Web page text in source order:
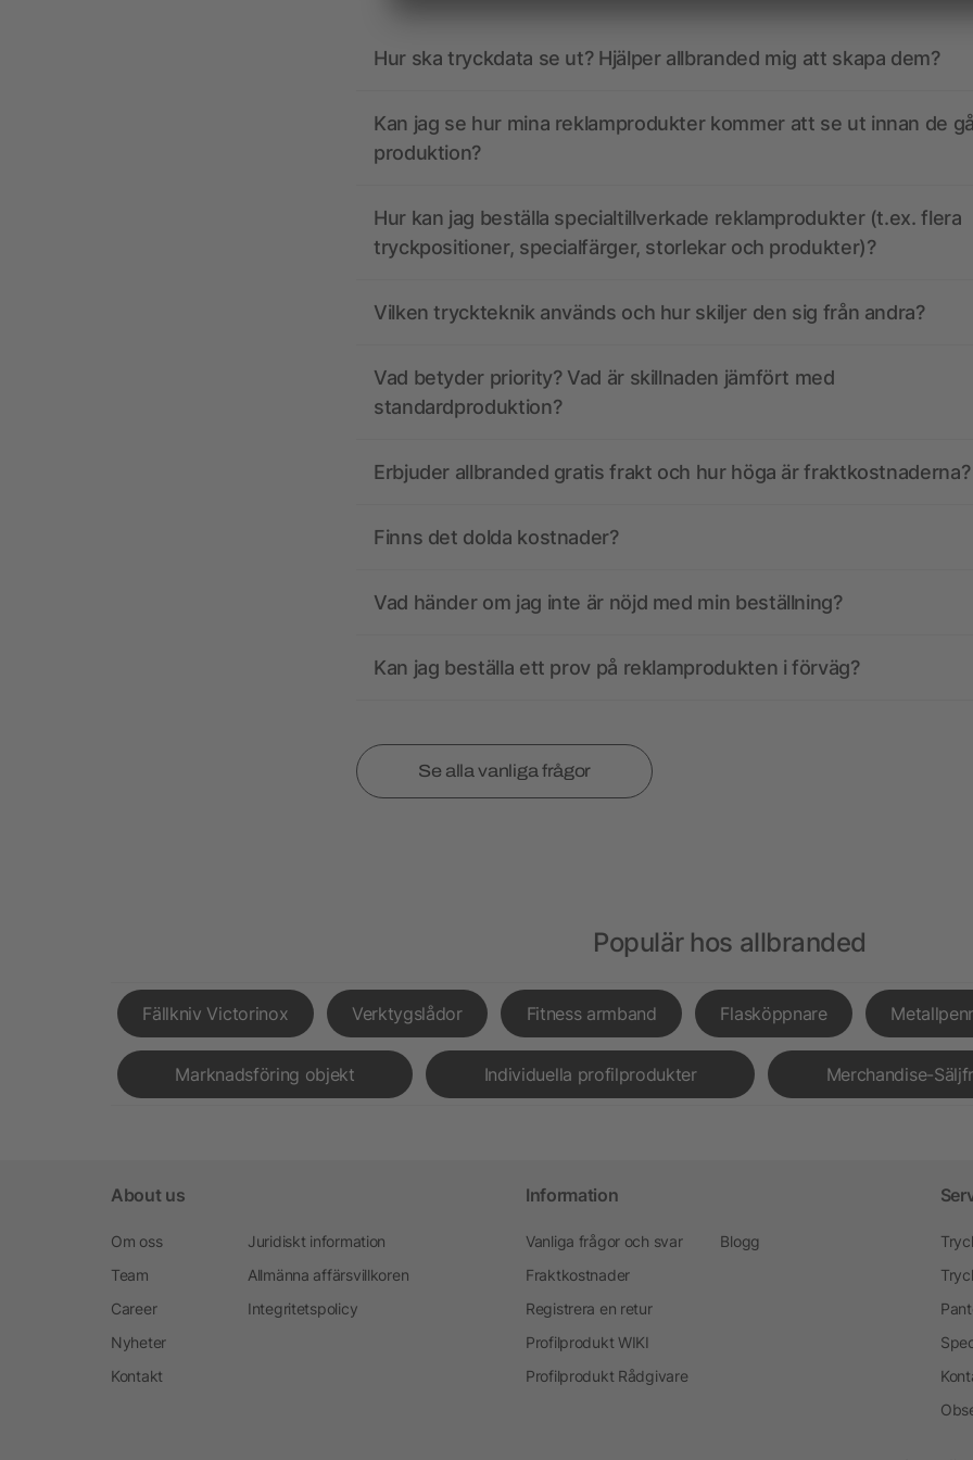
Hur ska tryckdata se ut? Hjälper allbranded mig att skapa dem?
Kan jag se hur mina reklamprodukter kommer att se ut innan de
produktion?
Hur kan jag beställa specialtillverkade reklamprodukter (t.ex. flera
tryckpositioner, specialfärger, storlekar och produkter)?
Vilken tryckteknik används och hur skiljer den sig från andra?
Vad betyder priority? Vad är skillnaden jämfört med
standardproduktion?
Erbjuder allbranded gratis frakt och hur höga är fraktkostnaderna?
Finns det dolda kostnader?
Vad händer om jag inte är nöjd med min beställning?
Kan jag beställa ett prov på reklamprodukten i förväg?
Se alla vanliga frågor
Populär hos allbranded
Fällkniv Victorinox Verktygslådor Fitness armband Flasköppnare
Marknadsföring objekt Individuella profilprodukter Merchandise-
About us
Om oss
Team
Career
Nyheter
Kontakt
Juridiskt information
Allmänna affärsvillkoren
Integritetspolicy
Information
Vanliga frågor och svar
Fraktkostnader
Registrera en retur
Profilprodukt WIKI
Profilprodukt Rådgivare
Blogg